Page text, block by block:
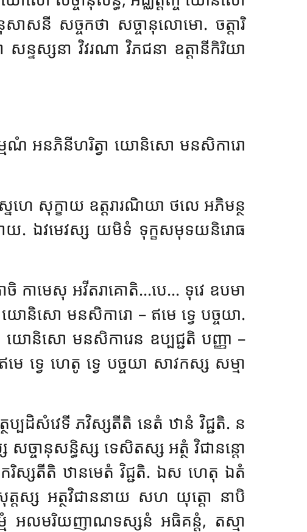
សនី សច្ចកថា សច្ចានុលោមោ. ចត្តារិ
សន្ទស្សនា វិវរណា វិភជនា ឧត្តានីកិរិយា
មណំ អនភិនីហរិត្វា យោនិសោ មនសិការោ
ហេ សុក្ខាយ ឧត្តរារណិយា ថលេ អភិមន្ថ
. ឯវមេវស្ស យមិទំ ទុក្ខសមុទយនិរោធ
កាមេសុ អវីតរាគោតិ…បេ… ទុវេ ឧបមា
និសោ មនសិការោ – ឥមេ ទ្វេ បច្ចយា.
ោនិសោ មនសិការេន ឧប្បជ្ជតិ បញ្ញា –
េ ទ្វេ ហេតូ ទ្វេ បច្ចយា សាវកស្ស សម្មា
បដិសំវេទី ភវិស្សតីតិ នេតំ ឋានំ វិជ្ជតិ. ន
ចានុសន្ធិស្ស ទេសិតស្ស អត្ថំ វិជានន្តោ
រិស្សតីតិ ឋានមេតំ វិជ្ជតិ. ឯស ហេតុ ឯតំ
ស្ស អត្ថវិជាននាយ សហ យុត្តោ នាបិ
មំ អលមរិយញាណទស្សនំ អធិគន្តុំ, តស្មា